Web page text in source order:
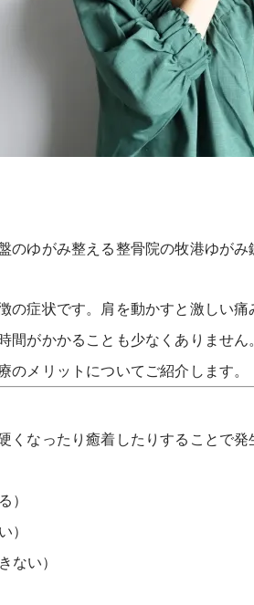
ゆがみ整える整骨院の牧港ゆが
の症状です。肩を動かすと激しい
がかかることも少なくありません
メリットについてご紹介します。
くなったり癒着したりすることで
）
）
ない）